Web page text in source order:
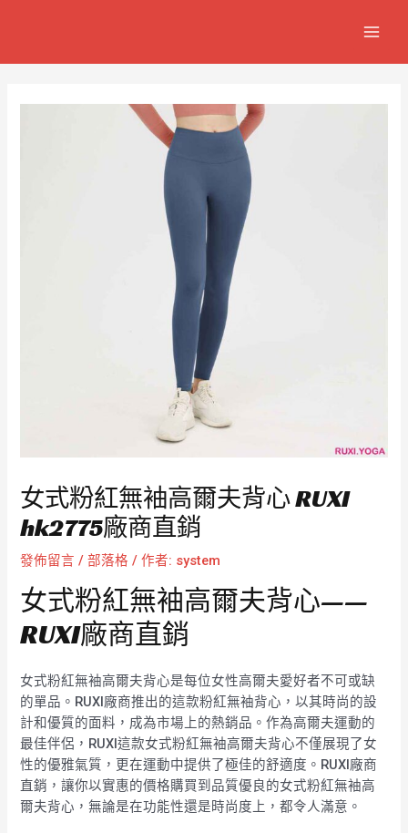
女式粉紅無袖高爾夫背心 RUXI
hk2775廠商直銷
發佈留言 /部落格 / 作者: system
女式粉紅無袖高爾夫背心——
RUXI廠商直銷
女式粉紅無袖高爾夫背心是每位女性高爾夫愛好者不可或缺
的單品。RUXI廠商推出的這款粉紅無袖背心，以其時尚的設
計和優質的面料，成為市場上的熱銷品。作為高爾夫運動的
最佳伴侶，RUXI這款女式粉紅無袖高爾夫背心不僅展現了女
性的優雅氣質，更在運動中提供了極佳的舒適度。RUXI廠商
直銷，讓你以實惠的價格購買到品質優良的女式粉紅無袖高
爾夫背心，無論是在功能性還是時尚度上，都令人滿意。